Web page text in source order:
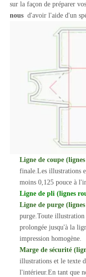
sur la façon de préparer
nous d'avoir l'aide d'un
Ligne de coupe
finale.Les illustrations
moins 0,125 pouce à
Ligne de pli (lignes
Ligne de purge
purge.Toute
prolongée jusqu'à la
impression homogène.
Marge de sécurité
illustrations et le texte
l'intérieur.En tant que